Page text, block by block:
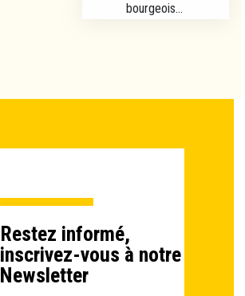
bourgeois...
Restez informé,
inscrivez-vous à notre
Newsletter